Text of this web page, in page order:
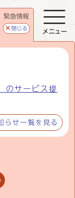
緊急情報
閉じる
のサービス提
らせ一覧を見る
メニュー